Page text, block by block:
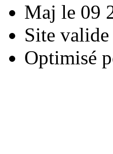
Maj le 09
Site
Optimisé